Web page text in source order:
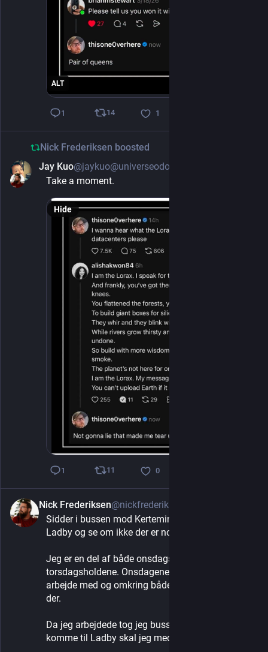
ALT
1 14 1
Nick Frederiksen boosted
Jay Kuo@jaykuo@universeodon.com
Take a moment.
Hide
1 11 0
Nick Frederiksen@nickfrederiksen
Sidder i bussen mod Kerteminde. Jeg skal til
Ladby og se om ikke der er noget at rive i.
Jeg er en del af både onsdags- og
torsdagsholdene. Onsdagene går med lidt blandet
arbejde med og omkring båden og torsdag sejles
der.
Da jeg arbejdede tog jeg bussen kl. 7:30. For at
komme til Ladby skal jeg med den kl. 7:00 😫.